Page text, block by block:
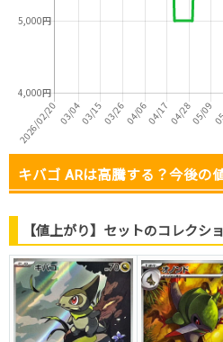
キバゴ ARは高騰する？今後の
【値上がり】セットのコレクシ